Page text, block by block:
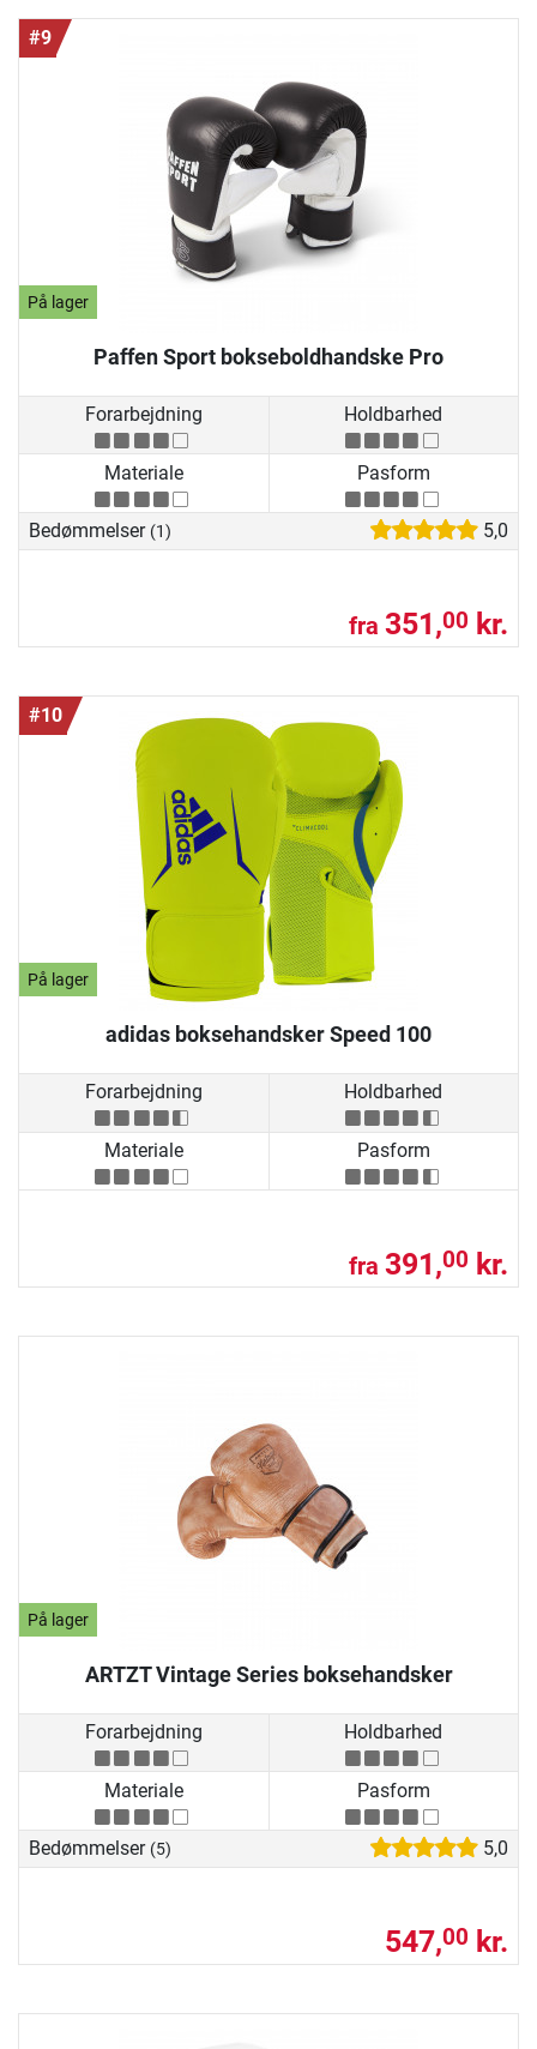
#9
På lager
Paffen Sport bokseboldhandske Pro
Forarbejdning Holdbarhed
Materiale Pasform
Bedømmelser (1) 5,0
fra 351,00 kr.
#10
På lager
adidas boksehandsker Speed 100
Forarbejdning Holdbarhed
Materiale Pasform
fra 391,00 kr.
På lager
ARTZT Vintage Series boksehandsker
Forarbejdning Holdbarhed
Materiale Pasform
Bedømmelser (5) 5,0
547,00 kr.